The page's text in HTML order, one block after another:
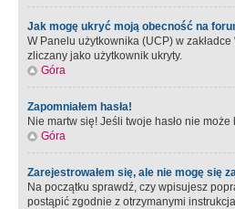
Jak mogę ukryć moją obecność na
W Panelu użytkownika (UCP) w
zliczany jako użytkownik ukryty.
Góra
Zapomniałem hasła!
Nie martw się! Jeśli twoje hasło nie
Góra
Zarejestrowałem się, ale nie mogę się
Na początku sprawdź, czy wpisujesz
postąpić zgodnie z otrzymanymi